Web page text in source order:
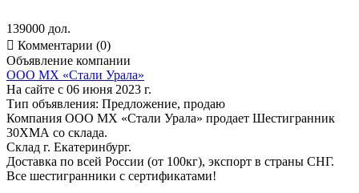
139000 дол.
 Комментарии (0)
Объявление компании
ООО МХ «Стали Урала»
На сайте с 06 июня 2023 г.
Тип объявления: Предложение, продаю
Компания ООО МХ «Стали Урала» продает Шестигранник
30ХМА со склада.
Склад г. Екатеринбург.
Доставка по всей России (от 100кг), экспорт в страны СНГ.
Все шестигранники с сертификатами!